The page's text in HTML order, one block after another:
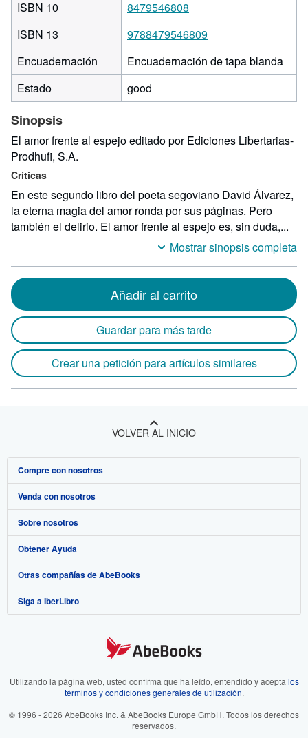
ISBN 10
8479546808
ISBN 13
9788479546809
Encuadernación
Encuadernación de tapa blanda
Estado
good
Sinopsis
El amor frente al espejo editado por Ediciones Libertarias-
Prodhufi, S.A.
Críticas
En este segundo libro del poeta segoviano David Álvarez,
la eterna magia del amor ronda por sus páginas. Pero
también el delirio. El amor frente al espejo es, sin duda,...
Mostrar sinopsis completa
Añadir al carrito
Guardar para más tarde
Crear una petición para artículos similares
VOLVER AL INICIO
Compre con nosotros
Búsqueda avanzada
Colecciones
Mi cuenta
Mis pedidos
Ver carrito
Venda con nosotros
Comenzar a vender
Únase a nuestro programa de afiliados
Recomiende un vendedor
Sobre nosotros
Sobre IberLibro
Medios
Empleo
Preferencias de cookies
Aviso de cookies
Obtener Ayuda
Preguntas frecuentes y guías
Atención al Cliente
Otras compañías de AbeBooks
AbeBooks.com
AbeBooks.fr
Siga a IberLibro
Utilizando la página web, usted confirma que ha leído, entendido y acepta los
términos y condiciones generales de utilización.
© 1996 - 2026 AbeBooks Inc. & AbeBooks Europe GmbH. Todos los derechos
reservados.